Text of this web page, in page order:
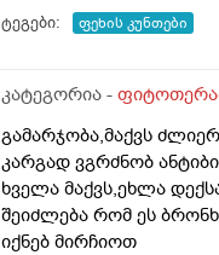
ტეგები:
ფეხის კუნთები
კატეგორია -
გამარჯობა,მაქვს
კარგად ვგრძნობ
ხველა მაქვს,ეხლა
შეიძლება რომ ეს
იქნებ მირჩიოთ